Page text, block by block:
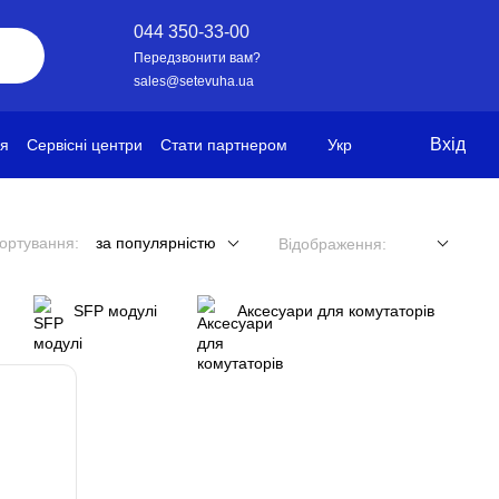
044 350-33-00
Передзвонити вам?
sales@setevuha.ua
Сервісні центри Стати партнером Укр Вхід
за популярністю Відображення:
SFP модулі Аксесуари для комутаторів